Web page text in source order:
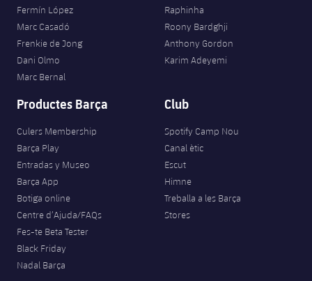
Fermín López
Marc Casadó
Frenkie de Jong
Dani Olmo
Marc Bernal
Raphinha
Roony Bardghji
Anthony Gordon
Karim Adeyemi
Productes Barça
Culers Membership
Barça Play
Entradas y Museo
Barça App
Botiga online
Centre d’Ajuda/FAQs
Fes-te Beta Tester
Black Friday
Nadal Barça
Club
Spotify Camp Nou
Canal ètic
Escut
Himne
Treballa a les Barça
Stores